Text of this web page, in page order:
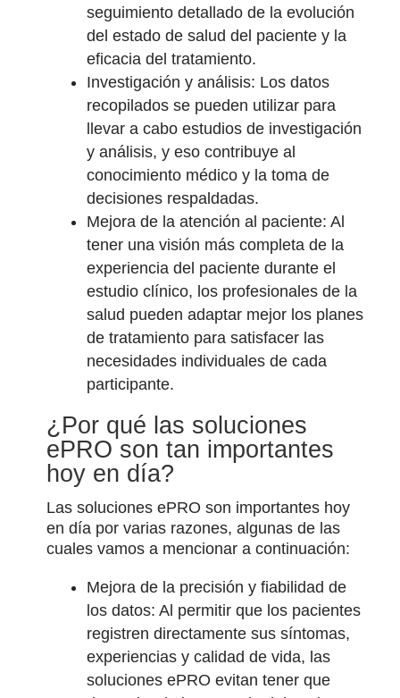
seguimiento detallado de la evolución
del estado de salud del paciente y la
eficacia del tratamiento.
Investigación y análisis: Los datos
recopilados se pueden utilizar para
llevar a cabo estudios de investigación
y análisis, y eso contribuye al
conocimiento médico y la toma de
decisiones respaldadas.
Mejora de la atención al paciente: Al
tener una visión más completa de la
experiencia del paciente durante el
estudio clínico, los profesionales de la
salud pueden adaptar mejor los planes
de tratamiento para satisfacer las
necesidades individuales de cada
participante.
¿Por qué las soluciones
ePRO son tan importantes
hoy en día?
Las soluciones ePRO son importantes hoy
en día por varias razones, algunas de las
cuales vamos a mencionar a continuación:
Mejora de la precisión y fiabilidad de
los datos: Al permitir que los pacientes
registren directamente sus síntomas,
experiencias y calidad de vida, las
soluciones ePRO evitan tener que